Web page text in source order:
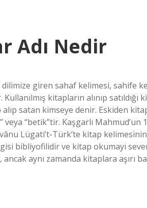
Adı Nedir
dilimize giren sahaf kelimesi, sahife
kitapların alınıp
satan kimseye denir. Eskiden
veya “betik”tir. Kaşgarlı Mahmud’un
Lügati’t-Türk’te kitap kelimesinin
bibliyofilidir ve kitap okumayı
aynı zamanda kitaplara aşırı